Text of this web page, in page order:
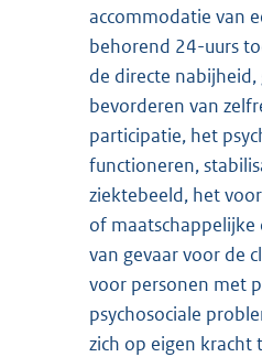
accommodatie van
behorend 24-uurs
de directe
bevorderen van
participatie, het
functioneren,
ziektebeeld, het
of
van gevaar voor de
voor personen met
psychosociale
zich op eigen kracht